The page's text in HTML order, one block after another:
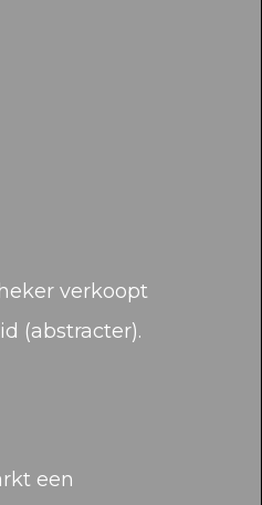
verkoopt
(abstracter).
een